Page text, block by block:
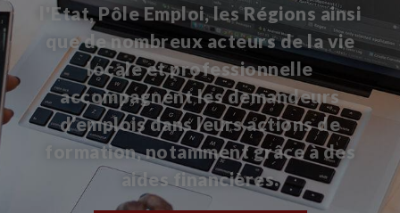
l'Etat, Pôle Emploi, les Régions ainsi
que de nombreux acteurs de la vie
locale et professionnelle
accompagnent les demandeurs
d’emplois dans leurs actions de
formation, notamment grâce à des
aides financières.